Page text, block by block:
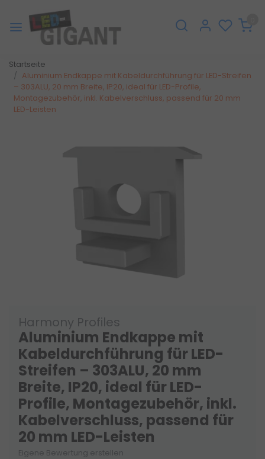
Startseite
Aluminium Endkappe mit Kabeldurchführung für LED-Streifen
– 303ALU, 20 mm Breite, IP20, ideal für LED-Profile,
Montagezubehör, inkl. Kabelverschluss, passend für 20 mm
LED-Leisten
Harmony Profiles
Aluminium Endkappe mit
Kabeldurchführung für LED-
Streifen – 303ALU, 20 mm
Breite, IP20, ideal für LED-
Profile, Montagezubehör, inkl.
Kabelverschluss, passend für
20 mm LED-Leisten
Eigene Bewertung erstellen